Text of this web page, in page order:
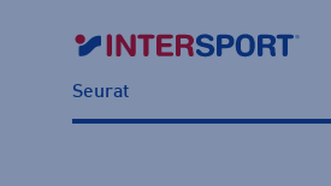
Seurat